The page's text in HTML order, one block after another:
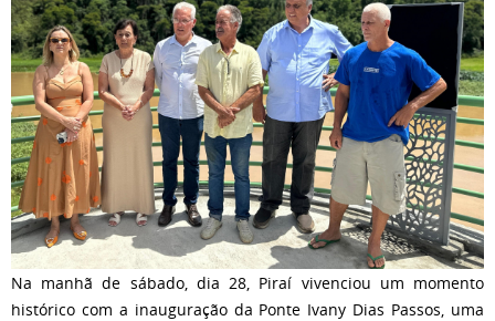
Na manhã de sábado, dia 28, Piraí vivenciou um momento
histórico com a inauguração da Ponte Ivany Dias Passos, uma